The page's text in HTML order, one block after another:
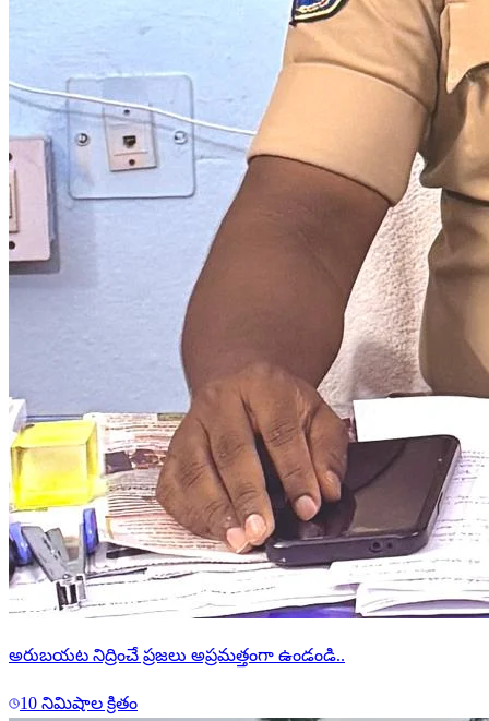
అరుబయట నిద్రించే ప్రజలు అప్రమత్తంగా ఉండండి..
10 నిమిషాల క్రితం